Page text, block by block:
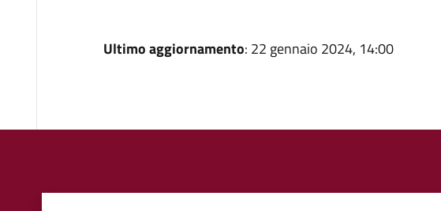
Ultimo aggiornamento: 22 gennaio 2024, 14:00